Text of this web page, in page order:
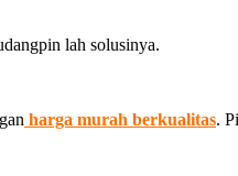
lah solusinya.
harga murah berkualitas.